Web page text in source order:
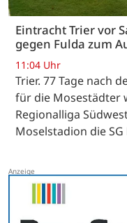
Eintracht Trier vor
gegen Fulda zum
11:04 Uhr
Trier. 77 Tage nach
für die Mosestädter
Regionalliga
Moselstadion die